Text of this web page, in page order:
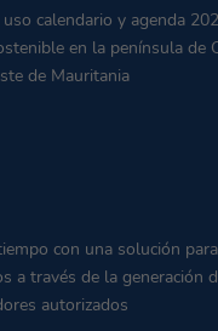
uso calendario y agenda
en la península de
de Mauritania
con una solución
a través de la generación
autorizados